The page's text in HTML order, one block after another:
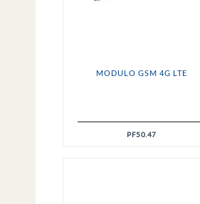
MODULO GSM 4G LTE
PF50.47